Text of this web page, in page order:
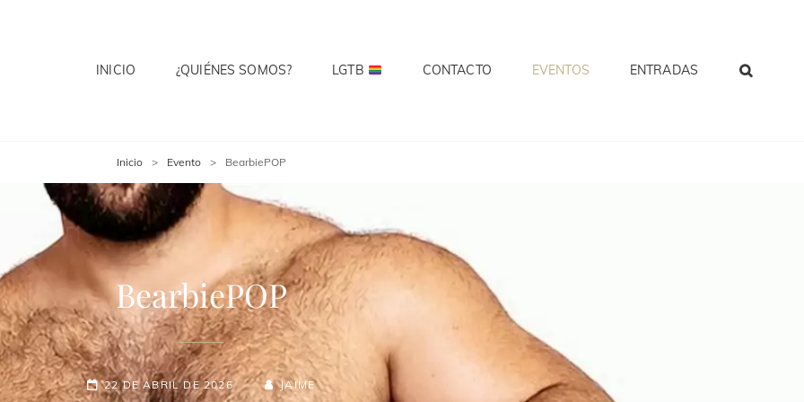
INICIO ¿QUIÉNES SOMOS? LGTB CONTACTO EVENTOS ENTRADAS
Inicio > Evento > BearbiePOP
BearbiePOP
22 DE ABRIL DE 2026 JAIME